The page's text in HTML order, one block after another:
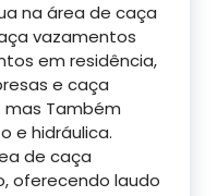
na área de caça
vazamentos
em residência,
e caça
Também
e hidráulica.
de caça
oferecendo laudo